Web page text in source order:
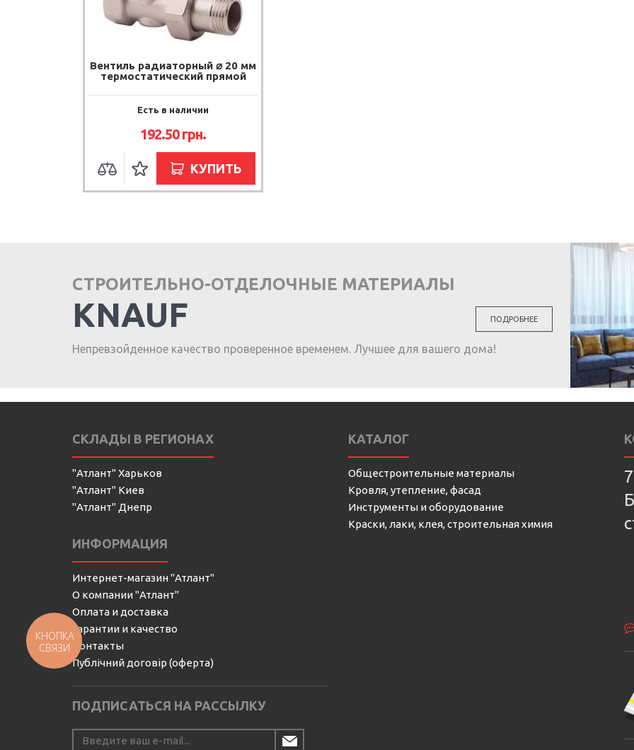
Вентиль радиаторный ⌀ 20 мм
термостатический прямой
Есть в наличии
192.50грн.
КУПИТЬ
СТРОИТЕЛЬНО-ОТДЕЛОЧНЫЕ МАТЕРИАЛЫ
KNAUF
Непревзойденное качество проверенное временем. Лучшее для вашего дома!
ПОДРОБНЕЕ
СКЛАДЫ В РЕГИОНАХ
"Атлант" Харьков
"Атлант" Киев
"Атлант" Днепр
ИНФОРМАЦИЯ
Интернет-магазин "Атлант"
О компании "Атлант"
Оплата и доставка
Гарантии и качество
Контакты
Публічний договір (оферта)
ПОДПИСАТЬСЯ НА РАССЫЛКУ
КАТАЛОГ
Общестроительные материалы
Кровля, утепление, фасад
Инструменты и оборудование
Краски, лаки, клея, строительная химия
КНОПКА
СВЯЗИ